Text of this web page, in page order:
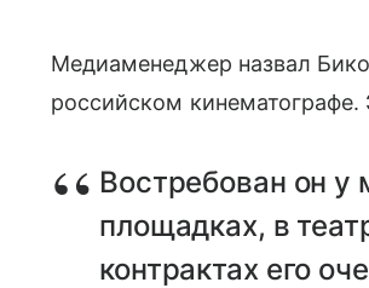
Медиаменеджер назвал
российском кинематографе.
Востребован он
площадках, в
контрактах его